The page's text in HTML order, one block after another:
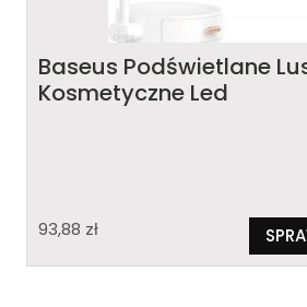
Baseus Podświetlane
Kosmetyczne Led
93,88 zł